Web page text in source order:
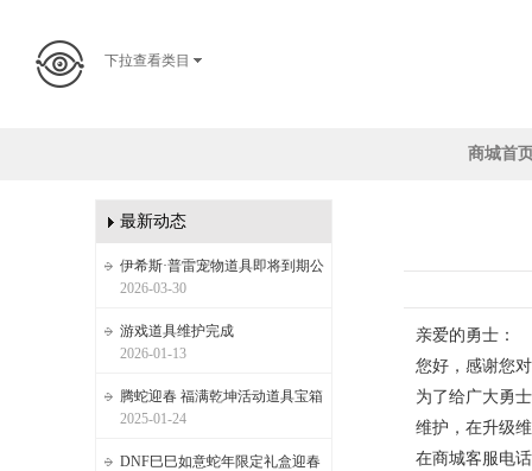
下拉查看类目
商城首
最新动态
伊希斯·普雷宠物道具即将到期公
2026-03-30
游戏道具维护完成
2026-01-13
腾蛇迎春 福满乾坤活动道具宝箱
2025-01-24
DNF巳巳如意蛇年限定礼盒迎春
亲爱的勇士：
您好，感谢您
为了给广大勇
维护，在升级
在商城客服电